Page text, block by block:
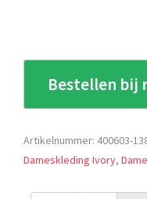
Bestellen bij
Artikelnummer: 400603-
Dameskleding Ivory,